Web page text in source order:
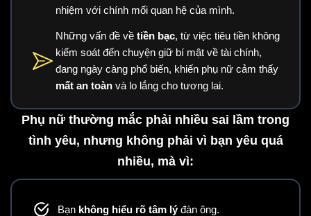
nhiệm với chính mối quan hệ của mình.
Những vấn đề về tiền bạc, từ việc tiêu tiền không
kiểm soát đến chuyện giữ bí mật về tài chính,
đang ngày càng phổ biến, khiến phụ nữ cảm thấy
mất an toànvà lo lắng cho tương lai.
Phụ nữ thường mắc phải nhiều sai lầm trong
tình yêu, nhưng không phải vì bạn yêu quá
nhiều, mà vì:
Bạn không hiểu rõ tâm lýđàn ông.